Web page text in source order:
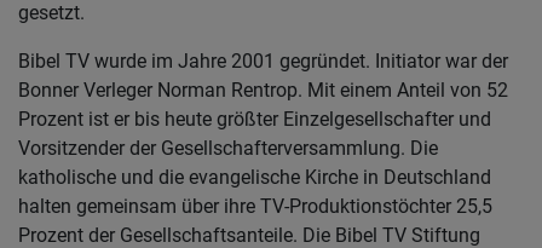
gesetzt.
Bibel TV wurde im Jahre 2001 gegründet. Initiator war der
Bonner Verleger Norman Rentrop. Mit einem Anteil von 52
Prozent ist er bis heute größter Einzelgesellschafter und
Vorsitzender der Gesellschafterversammlung. Die
katholische und die evangelische Kirche in Deutschland
halten gemeinsam über ihre TV-Produktionstöchter 25,5
Prozent der Gesellschaftsanteile. Die Bibel TV Stiftung